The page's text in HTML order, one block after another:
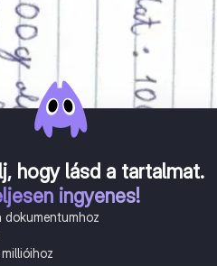
hogy lásd a tartalmat.
ingyenes!
dokumentumhoz